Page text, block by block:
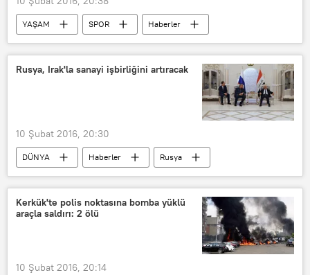
YAŞAM SPOR
Haberler
Galatasaray
Futbol
Rusya, Irak'la sanayi işbirliğini artıracak
10 Şubat 2016, 20:30
DÜNYA Haberler
Rusya
Irak
Dmitriy Rogozin
Kerkük'te polis noktasına bomba yüklü
araçla saldırı: 2 ölü
10 Şubat 2016, 20:14